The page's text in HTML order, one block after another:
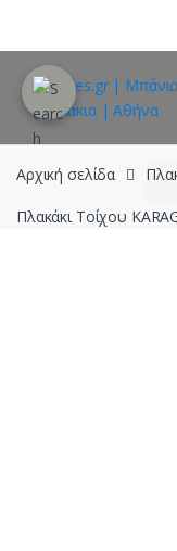
navigation
content
Αρχική σελίδα
Πλακάκι Τοίχου